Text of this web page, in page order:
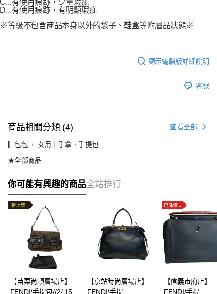
C...有使用痕跡，少量瑕疵
D...有使用痕跡，有明顯瑕疵
※等級不包含商品本身以外的袋子、鞋盒等附屬品狀態※
顯示電腦版詳細說明
客服
商品相關分類 (4) 查看全部
▎包包 女用｜手拿．手提包
★全部商品
你可能有興趣的商品全站排行
【苗栗尚順廣場店】
FENDI/手提包//2415-
【京站時尚廣場店】
FENDI/手提
【信義市府店】
FENDI/手提